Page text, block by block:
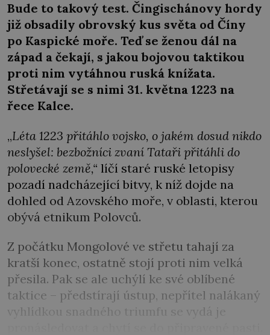
Bude to takový test. Čingischánovy hordy
již obsadily obrovský kus světa od Číny
po Kaspické moře. Teď se ženou dál na
západ a čekají, s jakou bojovou taktikou
proti nim vytáhnou ruská knížata.
Střetávají se s nimi 31. května 1223 na
řece Kalce.
„Léta 1223 přitáhlo vojsko, o jakém dosud nikdo
neslyšel: bezbožníci zvaní Tataři přitáhli do
polovecké země,“ líčí staré ruské letopisy
pozadí nadcházející bitvy, k níž dojde na
dohled od Azovského moře, v oblasti, kterou
obývá etnikum Polovců.
Z počátku Mongolové ve střetu tahají za
kratší konec, ostatně stojí proti nim velká
přesila. Pak se ale uchýlí ke své oblíbené
taktice – předstírají ústup, nepřítel nalákaný
vyhlídkou snadného triumfu se vydá je